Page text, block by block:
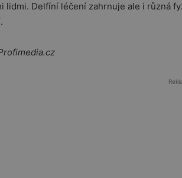
lidmi. Delfíní léčení zahrnuje ale i různá